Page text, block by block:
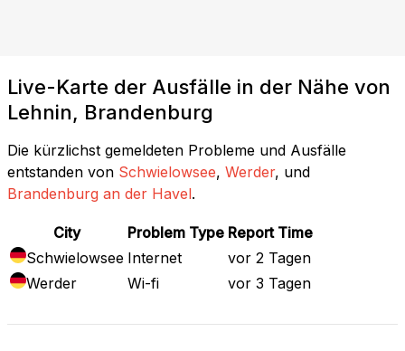
Live-Karte der Ausfälle in der Nähe von
Lehnin, Brandenburg
Die kürzlichst gemeldeten Probleme und Ausfälle
entstanden von Schwielowsee, Werder, und
Brandenburg an der Havel.
City Problem Type Report Time
Schwielowsee Internet
vor 2 Tagen
Werder
Wi-fi vor 3 Tagen